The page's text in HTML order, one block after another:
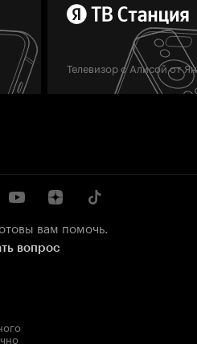
Телевизор с Алисой от
вам помочь.
вопрос